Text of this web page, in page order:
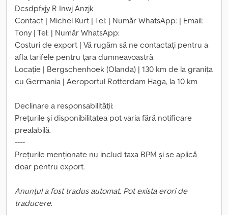
Dcsdpfxjy R Inwj Anzjk
Contact | Michel Kurt | Tel: | Număr WhatsApp: | Email:
Tony | Tel: | Număr WhatsApp:
Costuri de export | Vă rugăm să ne contactați pentru a
afla tarifele pentru țara dumneavoastră
Locație | Bergschenhoek (Olanda) | 130 km de la granița
cu Germania | Aeroportul Rotterdam Haga, la 10 km
Declinare a responsabilității:
Prețurile și disponibilitatea pot varia fără notificare
prealabilă.
----
Prețurile menționate nu includ taxa BPM și se aplică
doar pentru export.
Anunțul a fost tradus automat. Pot exista erori de
traducere.